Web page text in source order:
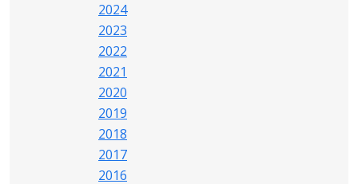
2024
2023
2022
2021
2020
2019
2018
2017
2016